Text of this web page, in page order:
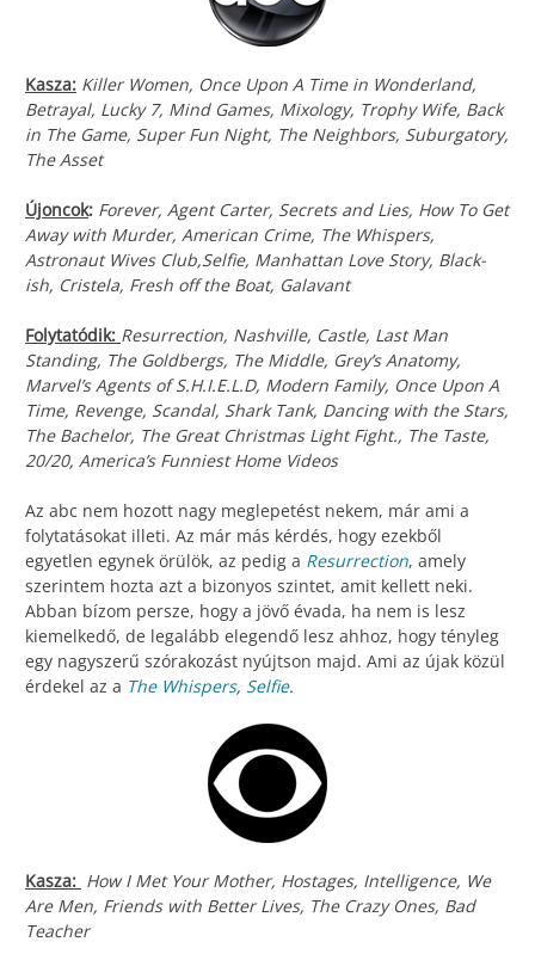
Kasza: Killer Women, Once Upon A Time in Wonderland,
Betrayal, Lucky 7, Mind Games, Mixology, Trophy Wife, Back
in The Game, Super Fun Night, The Neighbors, Suburgatory,
The Asset
Újoncok: Forever, Agent Carter, Secrets and Lies, How To Get
Away with Murder, American Crime, The Whispers,
Astronaut Wives Club,Selfie, Manhattan Love Story, Black-
ish, Cristela, Fresh off the Boat, Galavant
Folytatódik: Resurrection, Nashville, Castle, Last Man
Standing, The Goldbergs, The Middle, Grey’s Anatomy,
Marvel’s Agents of S.H.I.E.L.D, Modern Family, Once Upon A
Time, Revenge, Scandal, Shark Tank, Dancing with the Stars,
The Bachelor, The Great Christmas Light Fight., The Taste,
20/20, America’s Funniest Home Videos
Az abc nem hozott nagy meglepetést nekem, már ami a
folytatásokat illeti. Az már más kérdés, hogy ezekből
egyetlen egynek örülök, az pedig a Resurrection, amely
szerintem hozta azt a bizonyos szintet, amit kellett neki.
Abban bízom persze, hogy a jövő évada, ha nem is lesz
kiemelkedő, de legalább elegendő lesz ahhoz, hogy tényleg
egy nagyszerű szórakozást nyújtson majd. Ami az újak közül
érdekel az a The Whispers, Selfie.
Kasza: How I Met Your Mother, Hostages, Intelligence, We
Are Men, Friends with Better Lives, The Crazy Ones, Bad
Teacher